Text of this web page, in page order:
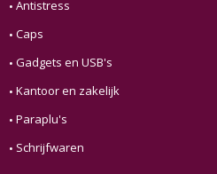
Antistress
Caps
Gadgets en USB's
Kantoor en zakelijk
Paraplu's
Schrijfwaren